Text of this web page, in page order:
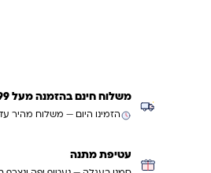
משלוח חינם בהזמנה מעל ₪299 (למעט ריהוט)
הזמינו היום — משלוח מהיר
עטיפת מתנה